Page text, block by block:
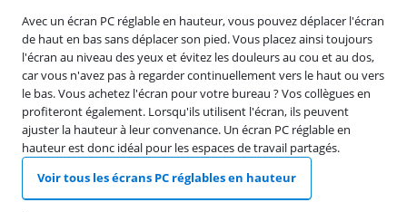
Avec un écran PC réglable en hauteur, vous pouvez déplacer l'écran
de haut en bas sans déplacer son pied. Vous placez ainsi toujours
l'écran au niveau des yeux et évitez les douleurs au cou et au dos,
car vous n'avez pas à regarder continuellement vers le haut ou vers
le bas. Vous achetez l'écran pour votre bureau ? Vos collègues en
profiteront également. Lorsqu'ils utilisent l'écran, ils peuvent
ajuster la hauteur à leur convenance. Un écran PC réglable en
hauteur est donc idéal pour les espaces de travail partagés.
Voir tous les écrans PC réglables en hauteur